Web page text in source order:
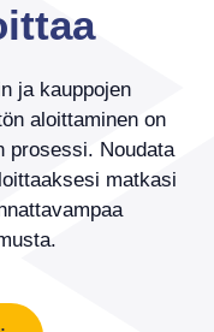
ja kauppojen
aloittaminen on
prosessi. Noudata
matkasi